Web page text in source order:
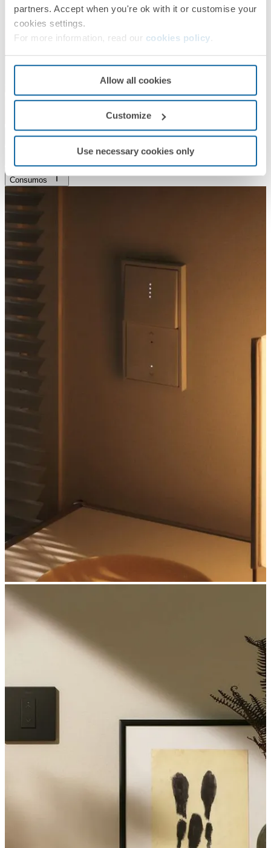
partners. Accept when you're ok with it or customise your
cookies settings.
For more information, read our cookies policy
Allow all cookies
Customize
Use necessary cookies only
Persianas
Consumos